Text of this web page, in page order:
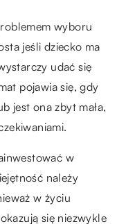
wyboru
jeśli dziecko ma
udać się
pojawia się, gdy
jest ona zbyt mała,
w
należy
w życiu
się niezwykle